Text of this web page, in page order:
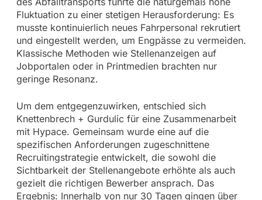
Fluktuation zu einer stetigen Herausforderung: Es
musste kontinuierlich neues Fahrpersonal rekrutiert
und eingestellt werden, um Engpässe zu vermeiden.
Klassische Methoden wie Stellenanzeigen auf
Jobportalen oder in Printmedien brachten nur
geringe Resonanz.
Um dem entgegenzuwirken, entschied sich
Knettenbrech + Gurdulic für eine Zusammenarbeit
mit Hypace. Gemeinsam wurde eine auf die
spezifischen Anforderungen zugeschnittene
Recruitingstrategie entwickelt, die sowohl die
Sichtbarkeit der Stellenangebote erhöhte als auch
gezielt die richtigen Bewerber ansprach. Das
Ergebnis: Innerhalb von nur 30 Tagen gingen über